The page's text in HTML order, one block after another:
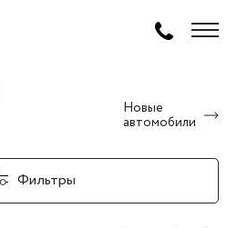
Новые
автомобили
Фильтры